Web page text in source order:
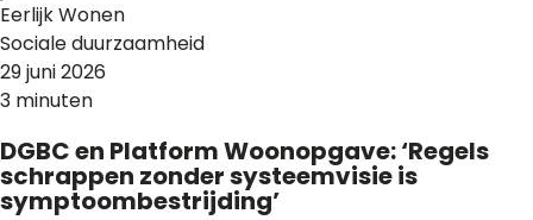
Eerlijk Wonen
Sociale duurzaamheid
29 juni 2026
3 minuten
DGBC en Platform Woonopgave: ‘Regels
schrappen zonder systeemvisie is
symptoombestrijding’